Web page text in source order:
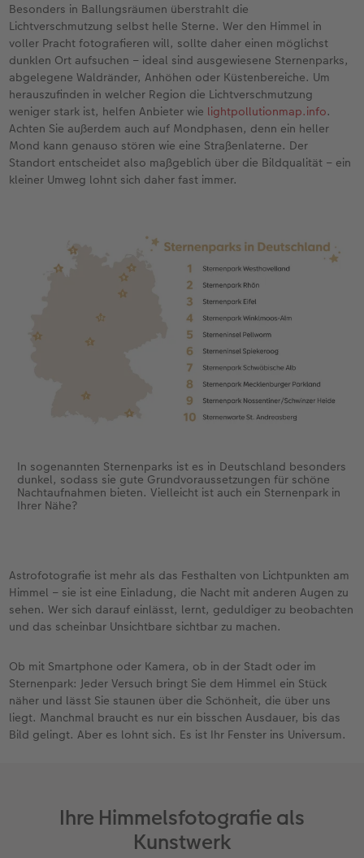
Besonders in Ballungsräumen überstrahlt die
Lichtverschmutzung selbst helle Sterne. Wer den Himmel in
voller Pracht fotografieren will, sollte daher einen möglichst
dunklen Ort aufsuchen – ideal sind ausgewiesene Sternenparks,
abgelegene Waldränder, Anhöhen oder Küstenbereiche. Um
herauszufinden in welcher Region die Lichtverschmutzung
weniger stark ist, helfen Anbieter wie lightpollutionmap.info.
Achten Sie außerdem auch auf Mondphasen, denn ein heller
Mond kann genauso stören wie eine Straßenlaterne. Der
Standort entscheidet also maßgeblich über die Bildqualität – ein
kleiner Umweg lohnt sich daher fast immer.
In sogenannten Sternenparks ist es in Deutschland besonders
dunkel, sodass sie gute Grundvoraussetzungen für schöne
Nachtaufnahmen bieten. Vielleicht ist auch ein Sternenpark in
Ihrer Nähe?
Astrofotografie ist mehr als das Festhalten von Lichtpunkten am
Himmel – sie ist eine Einladung, die Nacht mit anderen Augen zu
sehen. Wer sich darauf einlässt, lernt, geduldiger zu beobachten
und das scheinbar Unsichtbare sichtbar zu machen.
Ob mit Smartphone oder Kamera, ob in der Stadt oder im
Sternenpark: Jeder Versuch bringt Sie dem Himmel ein Stück
näher und lässt Sie staunen über die Schönheit, die über uns
liegt. Manchmal braucht es nur ein bisschen Ausdauer, bis das
Bild gelingt. Aber es lohnt sich. Es ist Ihr Fenster ins Universum.
Ihre Himmelsfotografie als
Kunstwerk